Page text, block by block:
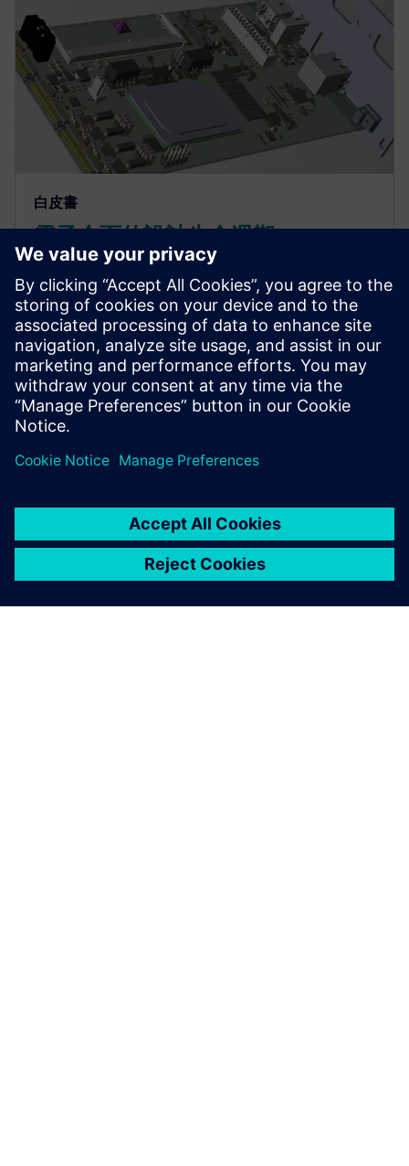
白皮書
電子介面的設計生命週期
設計和驗證新一代電子系統的高速介面非常困難，而
且會隨著產品、流程和組織的複雜度增加，變得更加
困難。在將 DDR 用於連接處理器 / 記憶 體時，改善
效能導致餘裕減小，需要建立更繁複的約束條件和拓
撲，並提高整體設計的複雜度。本白皮書將重點介紹
流程和組織的複雜度，以及如何處理這些問題。